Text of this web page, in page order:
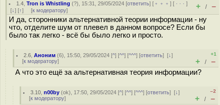
1.4 ,Tron is Whistling (?), 15:31, 29/05/2024 [ответить] [ ﹢﹢﹢] [ · · ·]
[↓] [↑] [к модератору] + / –
И да, сторонники альтернативной теории информации - ну
что, отделите шум от плевел в данном вопросе? Если бы
было так легко - всё бы было легко и просто.
2.6 ,Аноним (6), 15:50, 29/05/2024 [^] [^^] [^^^] [ответить][↓]
[к модератору]
+1
+ / –
А что это ещё за альтернативная теория информации?
3.10 ,n00by (ok), 17:50, 29/05/2024 [^] [^^] [^^^] [ответить][↓]
[к модератору]
–2
+ / –